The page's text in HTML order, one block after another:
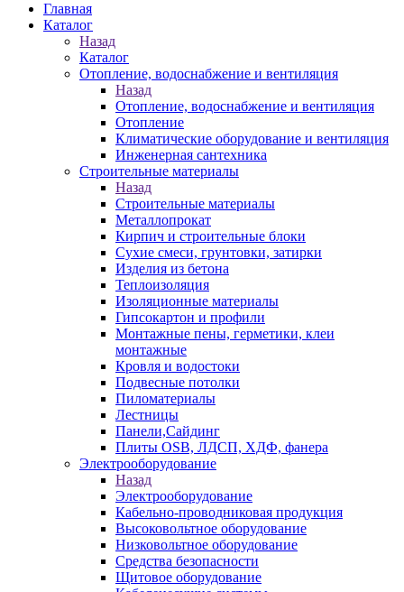
Главная
Каталог
Назад
Каталог
Отопление, водоснабжение и вентиляция
Назад
Отопление, водоснабжение и вентиляция
Отопление
Климатические оборудование и вентиляция
Инженерная сантехника
Строительные материалы
Назад
Строительные материалы
Металлопрокат
Кирпич и строительные блоки
Сухие смеси, грунтовки, затирки
Изделия из бетона
Теплоизоляция
Изоляционные материалы
Гипсокартон и профили
Монтажные пены, герметики, клеи
монтажные
Кровля и водостоки
Подвесные потолки
Пиломатериалы
Лестницы
Панели,Сайдинг
Плиты OSB, ЛДСП, ХДФ, фанера
Электрооборудование
Назад
Электрооборудование
Кабельно-проводниковая продукция
Высоковольтное оборудование
Низковольтное оборудование
Средства безопасности
Щитовое оборудование